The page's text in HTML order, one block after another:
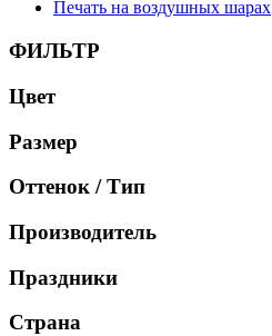
Печать на воздушных шарах
ФИЛЬТР
Цвет
Размер
Оттенок / Тип
Производитель
Праздники
Страна